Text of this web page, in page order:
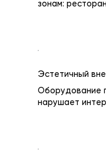
зонам:
Эстетичный
Оборудование
нарушает